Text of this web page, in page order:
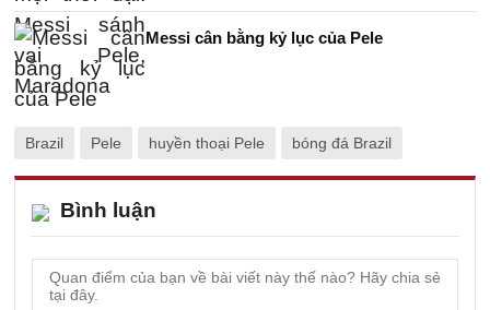
Messi cân bằng kỷ lục của Pele
Brazil Pele huyền thoại Pele bóng đá Brazil
Bình luận